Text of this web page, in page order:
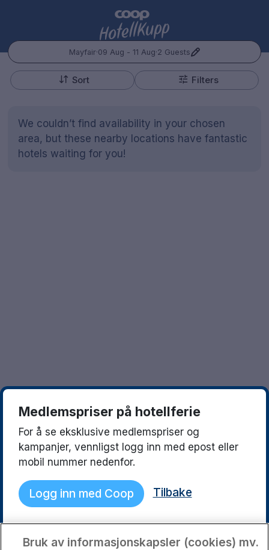
Mayfair·09 Aug - 11 Aug·2 Guests
Popular Destinations:
Oslo
Bergen
Sort Filters
+
−
We couldn’t find availability in your chosen
area, but these nearby locations have fantastic
hotels waiting for you!
Medlemspriser på hotellferie
For å se eksklusive medlemspriser og
kampanjer, vennligst logg inn med epost eller
mobil nummer nedenfor.
Logg inn med Coop Tilbake
Aktiv Ferie
Pakketilbud
Pakketilbud Sverige
Byferie i Norge
Oslo
Bruk av informasjonskapsler (cookies) mv.